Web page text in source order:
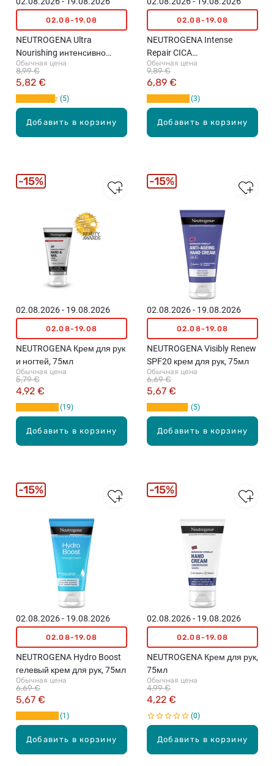
Добавить в корзину
02.08-19.08
NEUTROGENA Ultra
Nourishing интенсивно
питающий бальзам для
кожи рук, лица и тела,
Обычная цена
5,82 €
8,99 €
5
Добавить в корзину
02.08-19.08
NEUTROGENA Intense
Repair CICA
восстанавливающий
лосьон для тела, 400мл
Обычная цена
6,89 €
9,89 €
3
Добавить в корзину
02.08.2026 - 19.08.2026
02.08-19.08
NEUTROGENA Крем для рук
и ногтей, 75мл
Обычная цена
4,92 €
5,79 €
19
15%
Добавить в корзину
02.08.2026 - 19.08.2026
02.08-19.08
NEUTROGENA Visibly Renew
SPF20 крем для рук, 75мл
Обычная цена
5,67 €
6,69 €
5
15%
Добавить в корзину
02.08.2026 - 19.08.2026
02.08-19.08
NEUTROGENA Hydro Boost
гелевый крем для рук, 75мл
Обычная цена
5,67 €
6,69 €
1
15%
Добавить в корзину
02.08.2026 - 19.08.2026
02.08-19.08
NEUTROGENA Крем для рук,
75мл
Обычная цена
4,22 €
4,99 €
0
15%